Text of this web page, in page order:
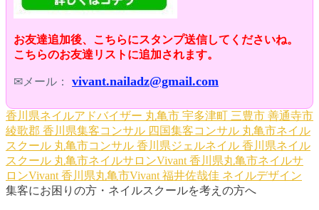
お友達追加後、こちらにスタンプ送信してくださいね。
こちらのお友達リストに追加されます。
✉メール： vivant.nailadz@gmail.com
香川県ネイルアドバイザー 丸亀市 宇多津町 三豊市 善通寺市
綾歌郡 香川県集客コンサル 四国集客コンサル 丸亀市ネイル
スクール 丸亀市コンサル 香川県ジェルネイル 香川県ネイル
スクール 丸亀市ネイルサロンVivant 香川県丸亀市ネイルサ
ロンVivant 香川県丸亀市Vivant 福井佐哉佳 ネイルデザイン
集客にお困りの方・ネイルスクールを考えの方へ